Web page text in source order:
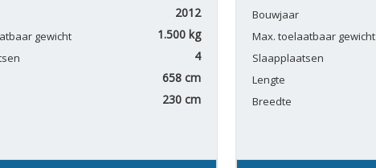
2012
gewicht 1.500 kg
4
658 cm
230 cm
Bouwjaar
Max. toelaatbaar gewicht
Slaapplaatsen
Lengte
Breedte